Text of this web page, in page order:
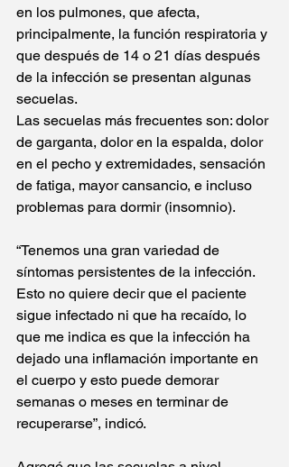
en los pulmones, que afecta,
principalmente, la función respiratoria y
que después de 14 o 21 días después
de la infección se presentan algunas
secuelas.
Las secuelas más frecuentes son: dolor
de garganta, dolor en la espalda, dolor
en el pecho y extremidades, sensación
de fatiga, mayor cansancio, e incluso
problemas para dormir (insomnio).
“Tenemos una gran variedad de
síntomas persistentes de la infección.
Esto no quiere decir que el paciente
sigue infectado ni que ha recaído, lo
que me indica es que la infección ha
dejado una inflamación importante en
el cuerpo y esto puede demorar
semanas o meses en terminar de
recuperarse”, indicó.